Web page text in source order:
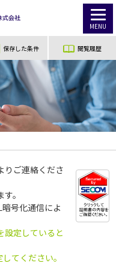
MENU
保存した条件 閲覧履歴
りご連絡くださ
。
号化通信によ
設定していると
てください。